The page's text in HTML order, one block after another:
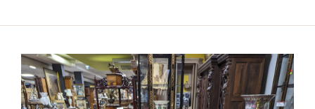
Tietoja
Kuljetus
Yhteystiedot
Tilini